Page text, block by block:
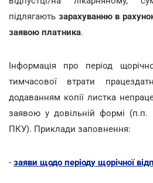
підлягають зарахуванню в
заявою платника.
Інформація про період
тимчасової втрати
додаванням копії листка
заявою у довільній формі (п.п.
ПКУ). Приклади заповнення:
- заяви щодо періоду щорічної